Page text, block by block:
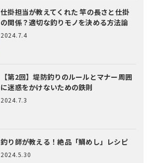
仕掛担当が教えてくれた竿の長さと仕掛
の関係？適切な釣りモノを決める方法論
2024.7.4
【第2回】堤防釣りのルールとマナー周囲
に迷惑をかけないための鉄則
2024.7.3
釣り師が教える！絶品「鯛めし」レシピ
2024.5.30